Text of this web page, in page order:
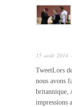
15 août 2014
TweetLors
nous avons
britannique,
impressions